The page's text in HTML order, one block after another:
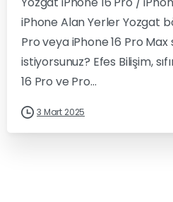
iPhone Alan Yerler Yozgat
Pro veya iPhone 16 Pro
istiyorsunuz? Efes Bilişim,
16 Pro ve Pro...
3 Mart 2025